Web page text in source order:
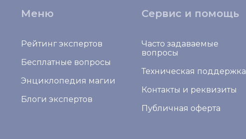
Меню
Рейтинг экспертов
Бесплатные вопросы
Энциклопедия магии
Блоги экспертов
Сервис и помощь
Часто задаваемые
вопросы
Техническая поддержка
Контакты и реквизиты
Публичная оферта